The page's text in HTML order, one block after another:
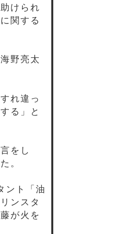
けられ
関する
野亮太
れ違っ
る」と
をし
。
ント「油
ンスタ
が火を